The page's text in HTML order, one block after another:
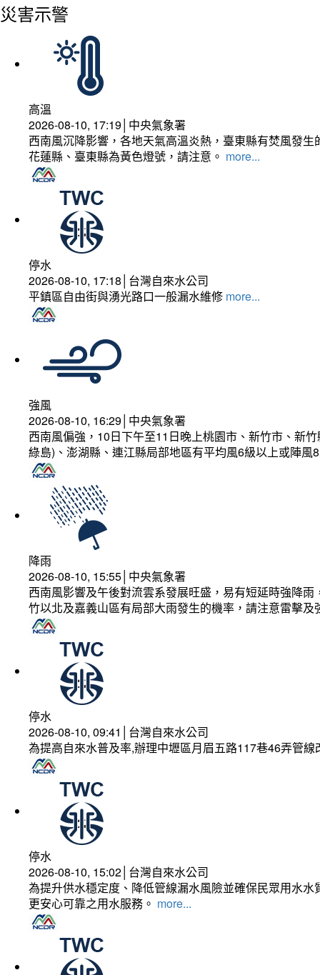
災害示警
高溫
2026-08-10, 17:19│中央氣象署
西南風沉降影響，各地天氣高溫炎熱，臺東縣有焚風發
花蓮縣、臺東縣為黃色燈號，請注意。 more...
停水
2026-08-10, 17:18│台灣自來水公司
平鎮區自由街與湧光路口一般漏水維修 more...
強風
2026-08-10, 16:29│中央氣象署
西南風偏強，10日下午至11日晚上桃園市、新竹市、新
綠島)、澎湖縣、連江縣局部地區有平均風6級以上或陣
降雨
2026-08-10, 15:55│中央氣象署
西南風影響及午後對流雲系發展旺盛，易有短延時強降
竹以北及嘉義山區有局部大雨發生的機率，請注意雷擊
停水
2026-08-10, 09:41│台灣自來水公司
為提高自來水普及率,辦理中壢區月眉五路117巷46弄管
停水
2026-08-10, 15:02│台灣自來水公司
為提升供水穩定度、降低管線漏水風險並確保民眾用水
更安心可靠之用水服務。 more...